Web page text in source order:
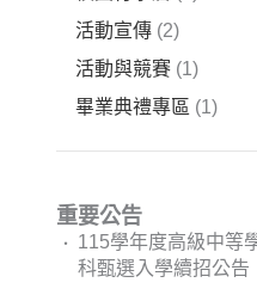
活動宣傳 (2)
活動與競賽 (1)
畢業典禮專區 (1)
重要公告
115學年度高級中等
科甄選入學續招公告